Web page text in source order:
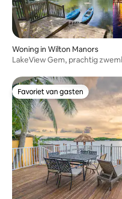
Woning in Wilton Manors
LakeView Gem, prachtig
Favoriet van gasten
Favoriet van gasten